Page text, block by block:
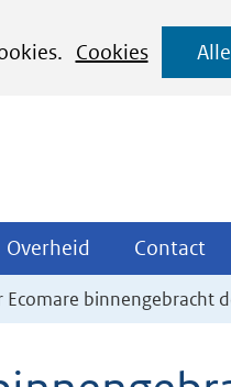
Cookies
Overheid Overheid
Uitklappen
Contact
Ecomare binnengebracht